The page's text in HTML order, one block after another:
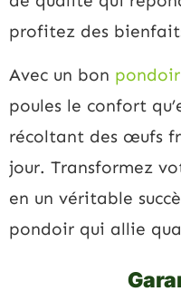
profitez des
Avec un bon
poules le confort
récoltant des œufs
jour. Transformez
en un véritable
pondoir qui allie